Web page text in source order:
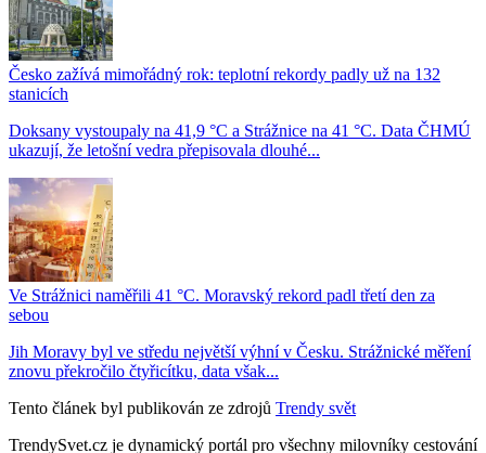
Česko zažívá mimořádný rok: teplotní rekordy padly už na 132
stanicích
Doksany vystoupaly na 41,9 °C a Strážnice na 41 °C. Data ČHMÚ
ukazují, že letošní vedra přepisovala dlouhé...
Ve Strážnici naměřili 41 °C. Moravský rekord padl třetí den za
sebou
Jih Moravy byl ve středu největší výhní v Česku. Strážnické měření
znovu překročilo čtyřicítku, data však...
Tento článek byl publikován ze zdrojů Trendy svět
TrendySvet.cz je dynamický portál pro všechny milovníky cestování